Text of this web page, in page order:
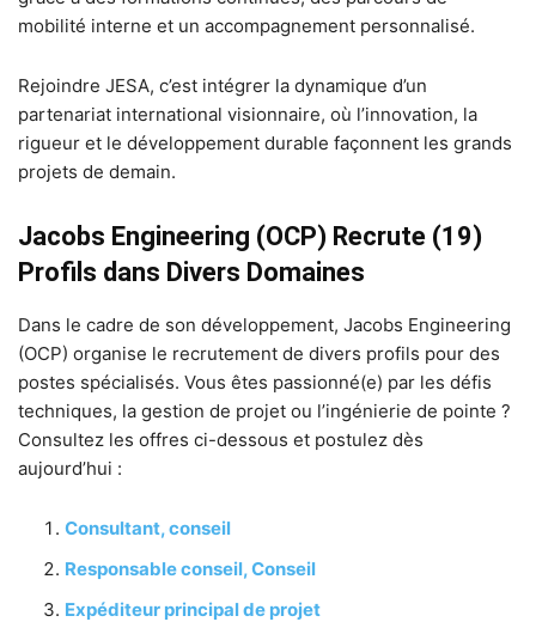
mobilité interne et un accompagnement personnalisé.
Rejoindre JESA, c’est intégrer la dynamique d’un
partenariat international visionnaire, où l’innovation, la
rigueur et le développement durable façonnent les grands
projets de demain.
Jacobs Engineering (OCP) Recrute (19)
Profils dans Divers Domaines
Dans le cadre de son développement, Jacobs Engineering
(OCP) organise le recrutement de divers profils pour des
postes spécialisés. Vous êtes passionné(e) par les défis
techniques, la gestion de projet ou l’ingénierie de pointe ?
Consultez les offres ci-dessous et postulez dès
aujourd’hui :
Consultant, conseil
Responsable conseil, Conseil
Expéditeur principal de projet